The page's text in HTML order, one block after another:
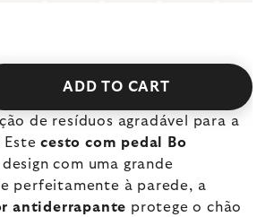
ADD TO CART
de resíduos agradável para a
Estecesto com pedal Bo
com uma grande
perfeitamente à parede, a
antiderrapante protege o chão